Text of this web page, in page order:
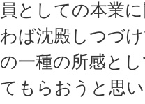
員としての本業
わば沈殿しつづ
の一種の所感と
てもらおうと思